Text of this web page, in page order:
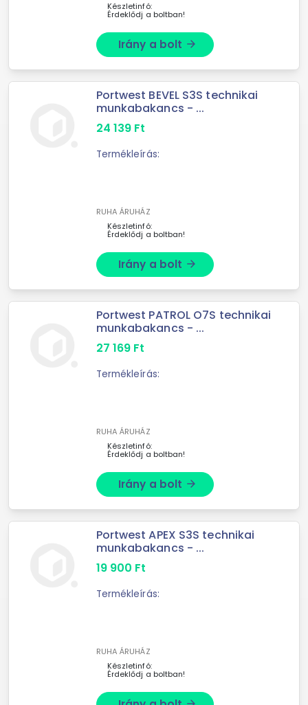
Készletinfó:
Érdeklődj a boltban!
Irány a bolt arrow_forward
Portwest BEVEL S3S technikai
munkabakancs - ...
24 139 Ft
Termékleírás:
RUHA ÁRUHÁZ
Készletinfó:
Érdeklődj a boltban!
Irány a bolt arrow_forward
Portwest PATROL O7S technikai
munkabakancs - ...
27 169 Ft
Termékleírás:
RUHA ÁRUHÁZ
Készletinfó:
Érdeklődj a boltban!
Irány a bolt arrow_forward
Portwest APEX S3S technikai
munkabakancs - ...
19 900 Ft
Termékleírás:
RUHA ÁRUHÁZ
Készletinfó:
Érdeklődj a boltban!